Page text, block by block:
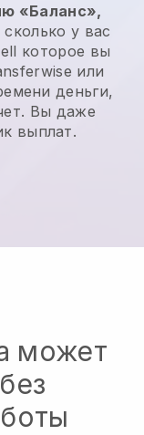
«Баланс»,
у вас
которое вы
или
деньги,
Вы даже
выплат.
может